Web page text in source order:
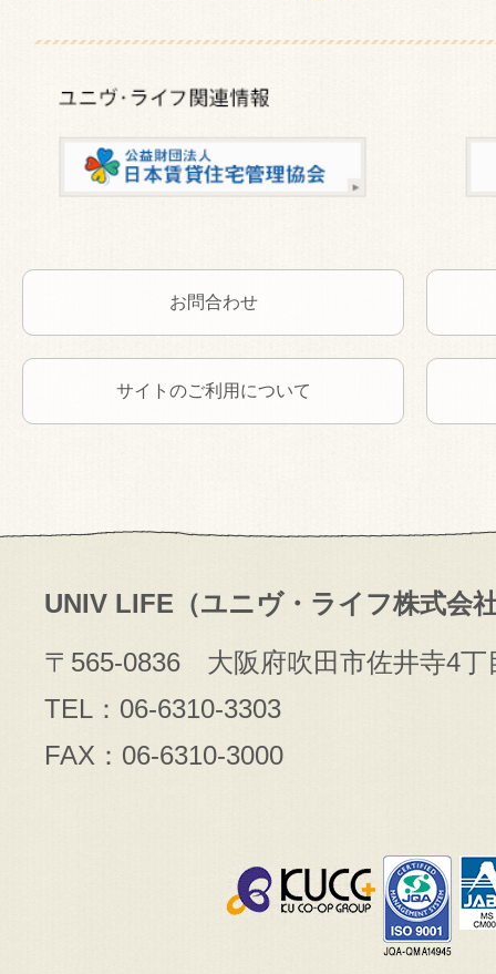
お問合わせ
サイトのご利用について
UNIV LIFE（ユニヴ・ライフ株式会
〒565-0836 大阪府吹田市佐井寺4丁
TEL：06-6310-3303
FAX：06-6310-3000